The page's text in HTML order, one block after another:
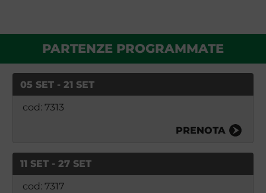
PARTENZE PROGRAMMATE
05 SET - 21 SET
cod: 7313
PRENOTA
11 SET - 27 SET
cod: 7317